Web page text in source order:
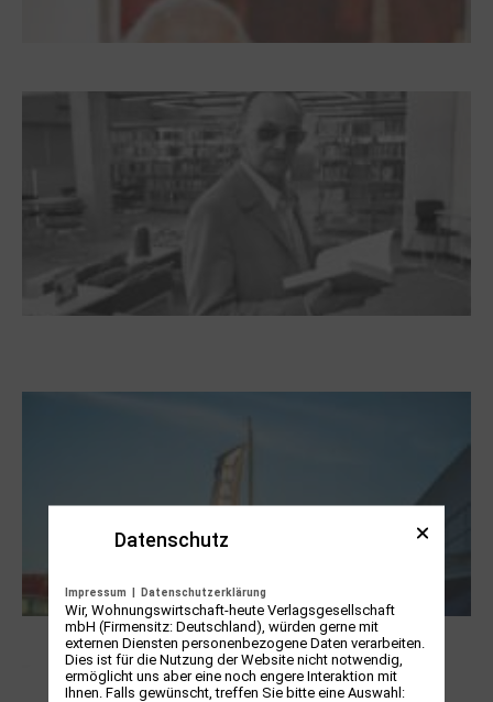
NUKLEUS Kiel
Datenschutz
Impressum Datenschutzerklärung
Wir, Wohnungswirtschaft-heute Verlagsgesellschaft
mbH (Firmensitz: Deutschland), würden gerne mit
externen Diensten personenbezogene Daten verarbeiten.
Dies ist für die Nutzung der Website nicht notwendig,
ermöglicht uns aber eine noch engere Interaktion mit
Ihnen. Falls gewünscht, treffen Sie bitte eine Auswahl: